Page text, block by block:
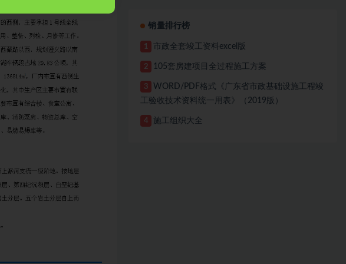
销量排行榜
1 市政全套竣工资料excel版
2 105套房建项目全过程施工方案
3
WORD/PDF格式《广东省市政基础设施工程竣
工验收技术资料统一用表》（2019版）
4 施工组织大全